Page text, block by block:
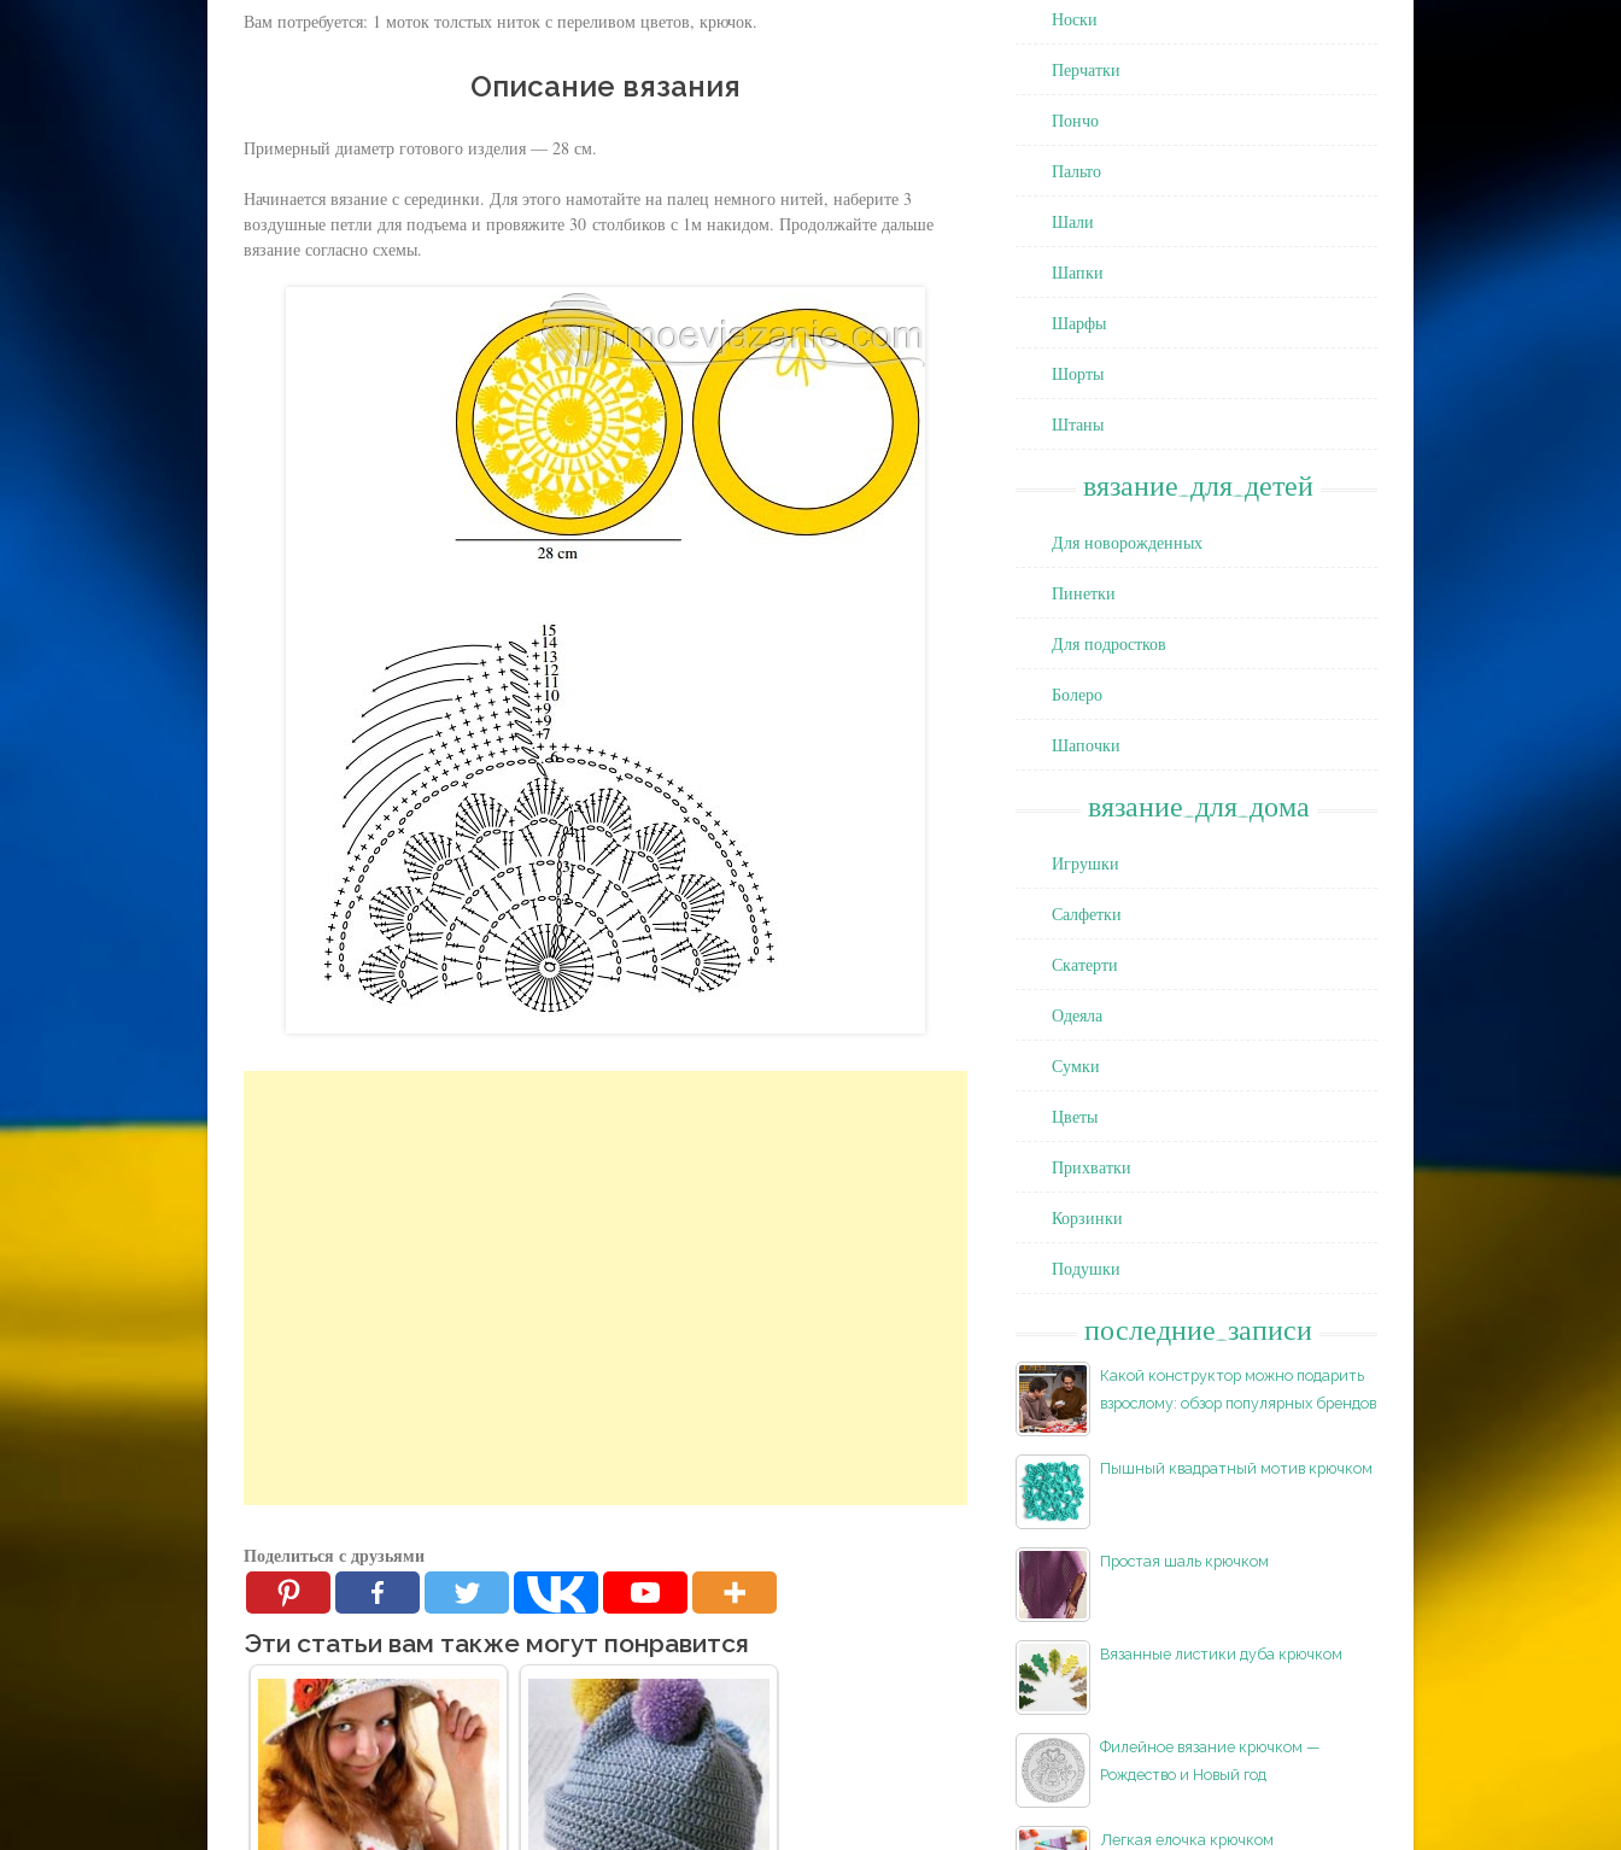
Вам потребуется: 1 моток толстых ниток с переливом цветов, крючок.
Описание вязания
Примерный диаметр готового изделия — 28 см.
Начинается вязание с серединки. Для этого намотайте на палец немного нитей, наберите 3
воздушные петли для подъема и провяжите 30 столбиков с 1м накидом. Продолжайте дальше
вязание согласно схемы.
Поделиться с друзьями
Эти статьи вам также могут понравится
Носки
Перчатки
Пончо
Пальто
Шали
Шапки
Шарфы
Шорты
Штаны
вязание_для_детей
Для новорожденных
Пинетки
Для подростков
Болеро
Шапочки
вязание_для_дома
Игрушки
Салфетки
Скатерти
Одеяла
Сумки
Цветы
Прихватки
Корзинки
Подушки
последние_записи
Какой конструктор можно подарить
взрослому: обзор популярных брендов
Пышный квадратный мотив крючком
Простая шаль крючком
Вязанные листики дуба крючком
Филейное вязание крючком —
Рождество и Новый год
Легкая елочка крючком